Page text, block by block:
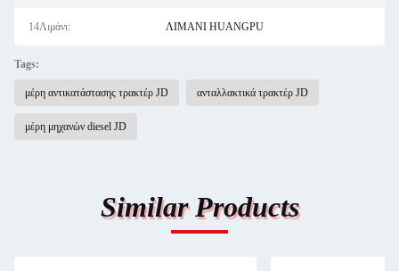
14Λιμάνι: ΛΙΜΑΝΙ HUANGPU
Tags:
μέρη αντικατάστασης τρακτέρ JD ανταλλακτικά τρακτέρ JD
μέρη μηχανών diesel JD
Similar Products